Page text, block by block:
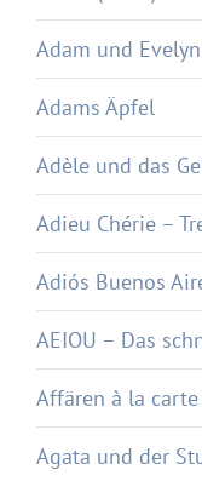
Adam und Evelyn
Adams Äpfel
Adèle und das
Adieu Chérie –
Adiós Buenos
AEIOU – Das
Affären à la carte
Agata und der